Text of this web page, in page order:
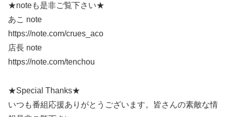
★noteも是非ご覧下さい★
あこ note
https://note.com/crues_aco
店長 note
https://note.com/tenchou
★Special Thanks★
いつも番組応援ありがとうございます。皆さんの素敵な情